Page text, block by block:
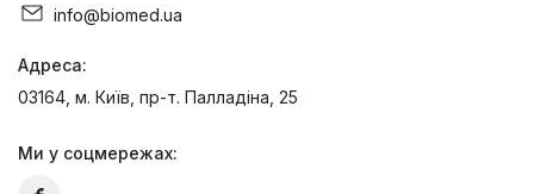
info@biomed.ua
Адреса:
03164, м. Київ, пр-т. Палладіна, 25
Ми у соцмережах: